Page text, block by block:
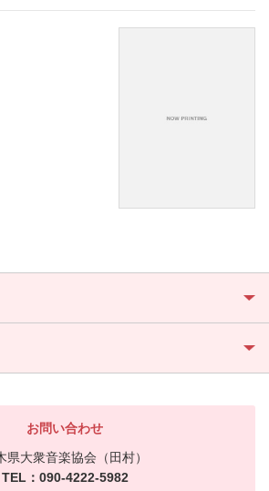
お問い合わせ
県大衆音楽協会（田村）
TEL：090-4222-5982